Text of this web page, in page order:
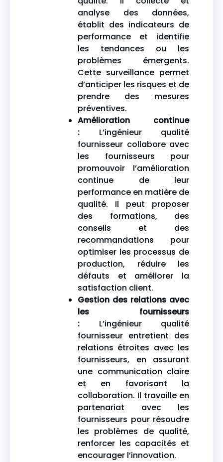
analyse des données,
établit des indicateurs de
performance et identifie
les tendances ou les
problèmes émergents.
Cette surveillance permet
d’anticiper les risques et de
prendre des mesures
préventives.
Amélioration continue
: L’ingénieur qualité
fournisseur collabore avec
les fournisseurs pour
promouvoir l’amélioration
continue de leur
performance en matière de
qualité. Il peut proposer
des formations, des
conseils et des
recommandations pour
optimiser les processus de
production, réduire les
défauts et améliorer la
satisfaction client.
Gestion des relations avec
les fournisseurs
: L’ingénieur qualité
fournisseur entretient des
relations étroites avec les
fournisseurs, en assurant
une communication claire
et en favorisant la
collaboration. Il travaille en
partenariat avec les
fournisseurs pour résoudre
les problèmes de qualité,
renforcer les capacités et
encourager l’innovation.